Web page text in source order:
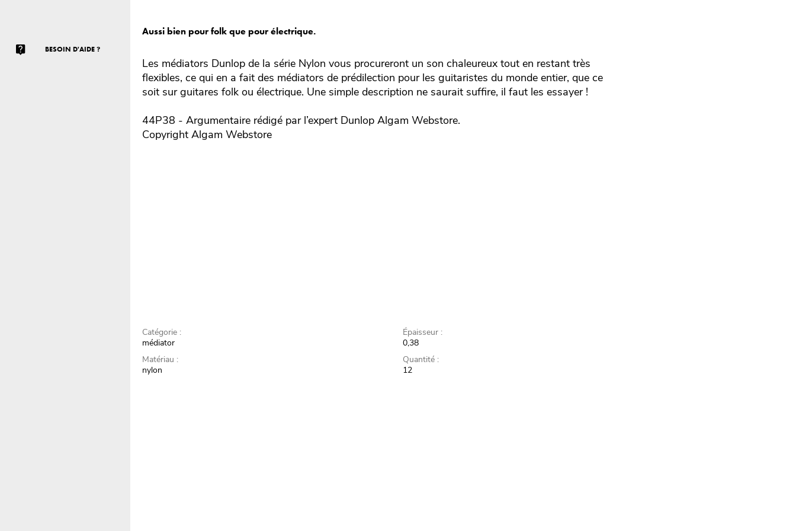
BESOIN D'AIDE ?
Aussi bien pour folk que pour électrique.
Les médiators Dunlop de la série Nylon vous procureront un son chaleureux tout en restant très
flexibles, ce qui en a fait des médiators de prédilection pour les guitaristes du monde entier, que ce
soit sur guitares folk ou électrique. Une simple description ne saurait suffire, il faut les essayer !
44P38 - Argumentaire rédigé par l’expert Dunlop Algam Webstore.
Copyright Algam Webstore
Catégorie :
médiator
Matériau :
nylon
Épaisseur :
0,38
Quantité :
12